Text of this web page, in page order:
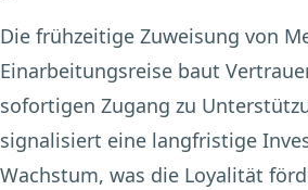
Die frühzeitige Zuweisung von
Einarbeitungsreise baut
sofortigen Zugang zu
signalisiert eine langfristige
Wachstum, was die Loyalität